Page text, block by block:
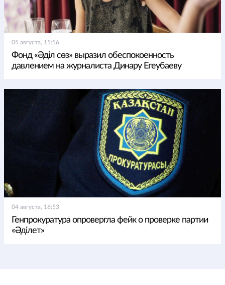
05 августа, 15:56
Фонд «Әділ сөз» выразил обеспокоенность
давлением на журналиста Динару Егеубаеву
04 августа, 16:53
Генпрокуратура опровергла фейк о проверке партии
«Әділет»